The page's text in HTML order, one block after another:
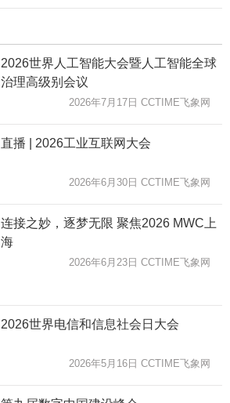
2026世界人工智能大会暨人工智能全球
治理高级别会议
2026年7月17日 CCTIME飞象网
直播 | 2026工业互联网大会
2026年6月30日 CCTIME飞象网
连接之妙，逐梦无限 聚焦2026 MWC上
海
2026年6月23日 CCTIME飞象网
2026世界电信和信息社会日大会
2026年5月16日 CCTIME飞象网